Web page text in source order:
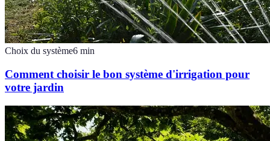
Choix du système6 min
Comment choisir le bon système d'irrigation pour
votre jardin